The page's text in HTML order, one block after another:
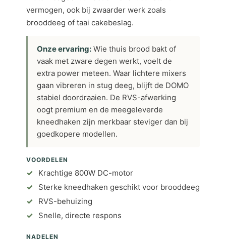
vermogen, ook bij zwaarder werk zoals
brooddeeg of taai cakebeslag.
Onze ervaring: Wie thuis brood bakt of
vaak met zware degen werkt, voelt de
extra power meteen. Waar lichtere mixers
gaan vibreren in stug deeg, blijft de DOMO
stabiel doordraaien. De RVS-afwerking
oogt premium en de meegeleverde
kneedhaken zijn merkbaar steviger dan bij
goedkopere modellen.
VOORDELEN
Krachtige 800W DC-motor
Sterke kneedhaken geschikt voor brooddeeg
RVS-behuizing
Snelle, directe respons
NADELEN